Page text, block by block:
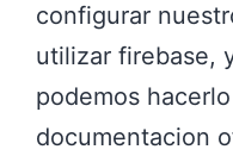
configurar
utilizar firebase,
podemos
documentacion